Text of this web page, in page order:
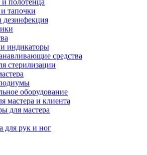
полотенца
тапочки
дезинфекция
индикаторы
средства
стерилизации
оборудование
мастера и клиента
для мастера
для рук и ног